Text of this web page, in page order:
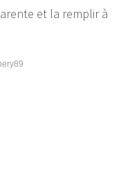
et la remplir à